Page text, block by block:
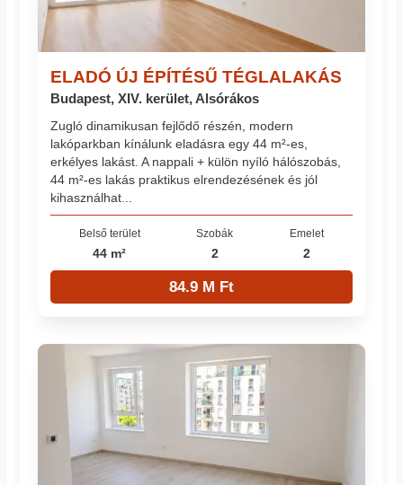
ELADÓ ÚJ ÉPÍTÉSŰ TÉGLALAKÁS
Budapest, XIV. kerület, Alsórákos
Zugló dinamikusan fejlődő részén, modern
lakóparkban kínálunk eladásra egy 44 m²-es,
erkélyes lakást. A nappali + külön nyíló hálószobás,
44 m²-es lakás praktikus elrendezésének és jól
kihasználhat...
Belső terület
44 m²
Szobák
2
Emelet
2
84.9 M Ft